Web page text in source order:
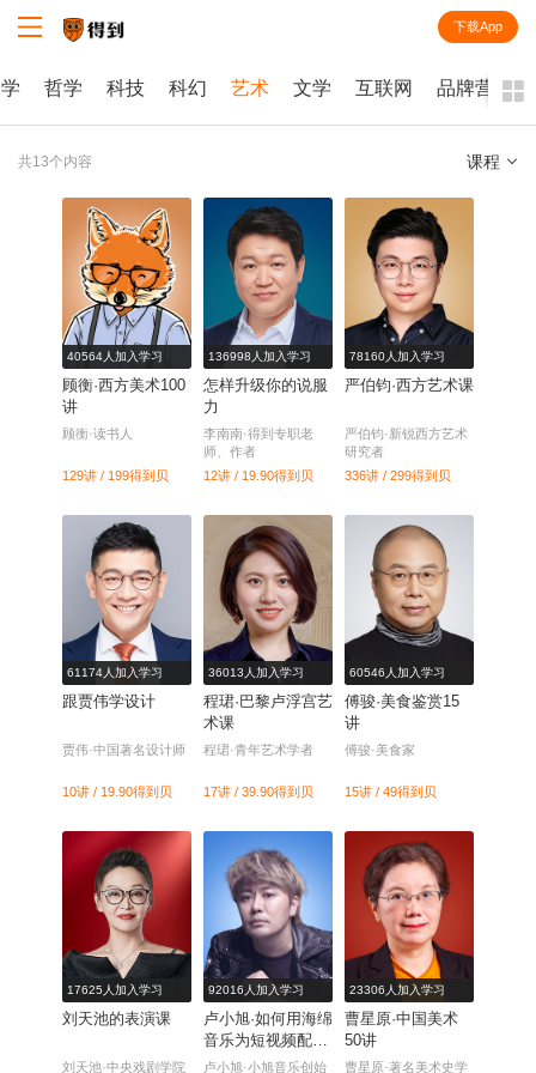
下载App
哲学 科技 科幻 艺术 文学 互联网 品牌营销
共13个内容 课程
全部
课程
每天听本书
电子书
40564人加入学习
顾衡·西方美术100
讲
顾衡·读书人
129讲 / 199得到贝
136998人加入学习
怎样升级你的说服
力
李南南·得到专职老
师、作者
12讲 / 19.90得到贝
78160人加入学习
严伯钧·西方艺术课
严伯钧·新锐西方艺术
研究者
336讲 / 299得到贝
61174人加入学习
跟贾伟学设计
贾伟·中国著名设计师
10讲 / 19.90得到贝
36013人加入学习
程珺·巴黎卢浮宫艺
术课
程珺·青年艺术学者
17讲 / 39.90得到贝
60546人加入学习
傅骏·美食鉴赏15
讲
傅骏·美食家
15讲 / 49得到贝
17625人加入学习
刘天池的表演课
刘天池·中央戏剧学院
92016人加入学习
卢小旭·如何用海绵
音乐为短视频配
乐?
卢小旭·小旭音乐创始
23306人加入学习
曹星原·中国美术
50讲
曹星原·著名美术史学